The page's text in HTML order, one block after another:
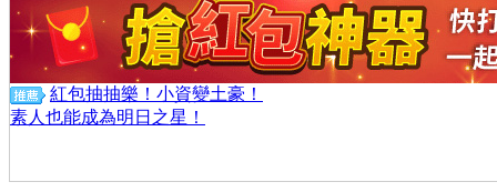
紅包抽抽樂！小資變土豪！
素人也能成為明日之星！